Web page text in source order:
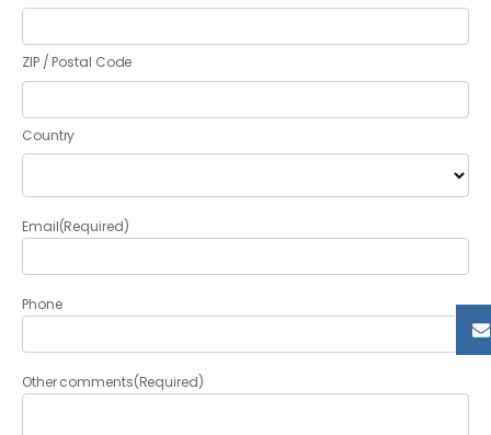
ZIP / Postal Code
Country
Email(Required)
Phone
Other comments(Required)